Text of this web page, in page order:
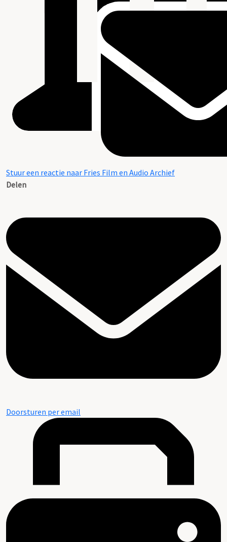
Stuur een reactie naar Fries Film en Audio Archief
Delen
Doorsturen per email